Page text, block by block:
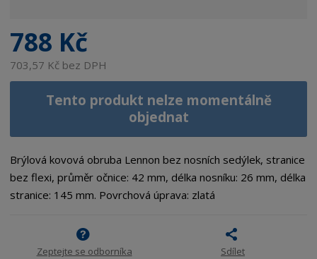
788 Kč
703,57 Kč bez DPH
Tento produkt nelze momentálně
objednat
Brýlová kovová obruba Lennon bez nosních sedýlek, stranice
bez flexi, průměr očnice: 42 mm, délka nosníku: 26 mm, délka
stranice: 145 mm. Povrchová úprava: zlatá
Zeptejte se odborníka Sdílet